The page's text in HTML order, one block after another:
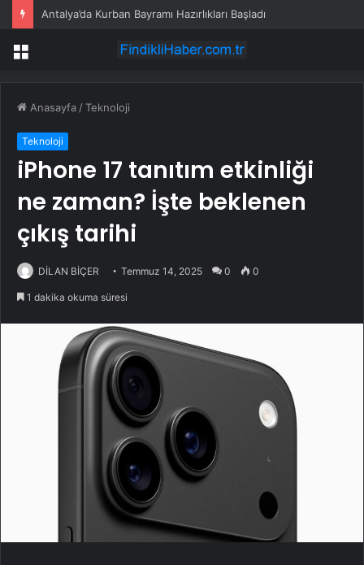
Antalya’da Kurban Bayramı Hazırlıkları Başladı
Menü
Anasayfa /Teknoloji
Teknoloji
iPhone 17 tanıtım etkinliği
ne zaman? İşte beklenen
çıkış tarihi
DİLAN BİÇER Temmuz 14, 2025 0 0
1 dakika okuma süresi